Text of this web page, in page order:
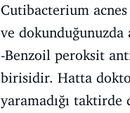
Cutibacterium
ve dokunduğunuzda
-Benzoil peroksit
birisidir. Hatta
yaramadığı